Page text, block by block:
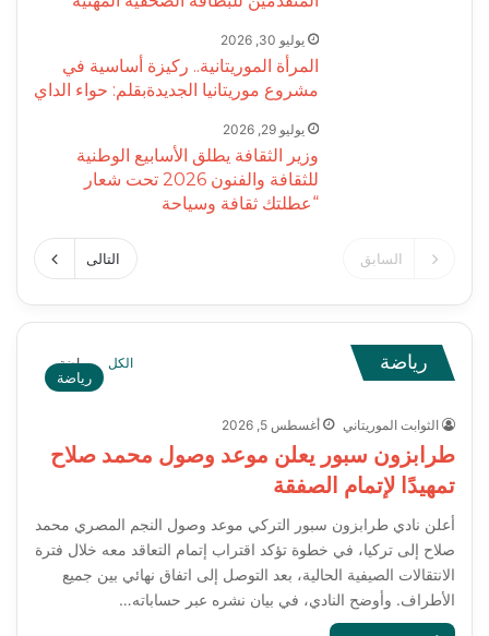
يوليو 30, 2026
المرأة الموريتانية.. ركيزة أساسية في
مشروع موريتانيا الجديدةبقلم: حواء الداي
يوليو 29, 2026
وزير الثقافة يطلق الأسابيع الوطنية
للثقافة والفنون 2026 تحت شعار
“عطلتك ثقافة وسياحة
السابق التالى
رياضة الكل رياضة
رياضة
الثوابت الموريتاني أغسطس 5, 2026
طرابزون سبور يعلن موعد وصول محمد صلاح
تمهيدًا لإتمام الصفقة
أعلن نادي طرابزون سبور التركي موعد وصول النجم المصري محمد
صلاح إلى تركيا، في خطوة تؤكد اقتراب إتمام التعاقد معه خلال فترة
الانتقالات الصيفية الحالية، بعد التوصل إلى اتفاق نهائي بين جميع
الأطراف. وأوضح النادي، في بيان نشره عبر حساباته…